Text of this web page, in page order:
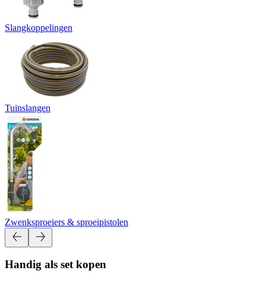
Slangkoppelingen
Tuinslangen
Zwenksproeiers & sproeipistolen
Handig als set kopen